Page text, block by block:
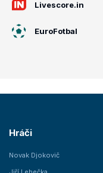
Livescore.in
EuroFotbal
Hráči
Novak Djokovič